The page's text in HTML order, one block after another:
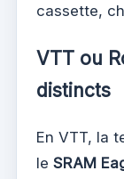
cassette,
VTT ou
distincts
En VTT, la
le SRAM